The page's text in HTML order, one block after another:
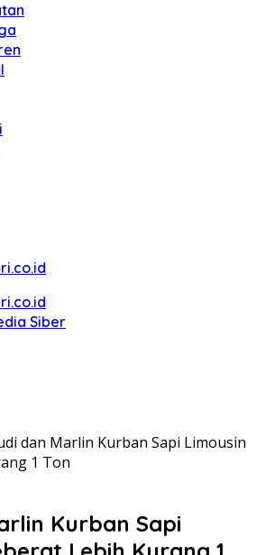
Siber
dan Marlin Kurban Sapi Limousin
1 Ton
Kurban Sapi